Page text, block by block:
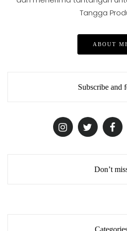
Tangga
ABOUT
Subscribe and
Don’t